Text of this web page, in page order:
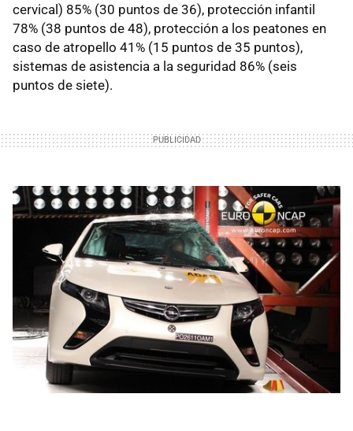
cervical) 85% (30 puntos de 36), protección infantil
78% (38 puntos de 48), protección a los peatones en
caso de atropello 41% (15 puntos de 35 puntos),
sistemas de asistencia a la seguridad 86% (seis
puntos de siete).